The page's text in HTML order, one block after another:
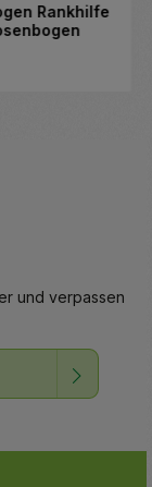
Rankhilfe
und verpassen